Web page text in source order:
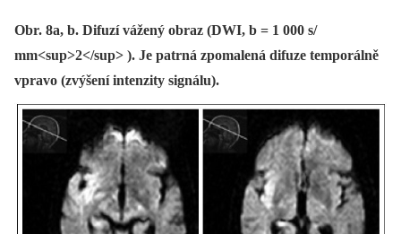
Obr. 8a, b. Difuzí vážený obraz (DWI, b = 1 000 s/
mm<sup>2</sup> ). Je patrná zpomalená difuze temporálně
vpravo (zvýšení intenzity signálu).